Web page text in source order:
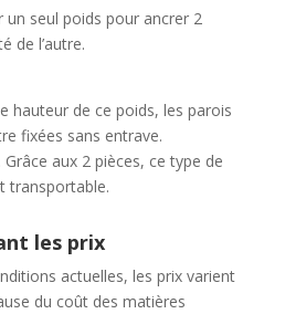
un seul poids pour ancrer 2
de l’autre.
hauteur de ce poids, les parois
fixées sans entrave.
aux 2 pièces, ce type de
transportable.
les prix
actuelles, les prix varient
du coût des matières